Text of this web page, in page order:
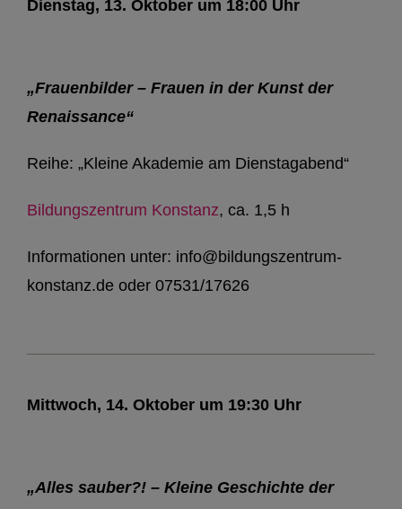
Dienstag, 13. Oktober um 18:00 Uhr
„Frauenbilder – Frauen in der Kunst der
Renaissance“
Reihe: „Kleine Akademie am Dienstagabend“
Bildungszentrum Konstanz, ca. 1,5 h
Informationen unter: info@bildungszentrum-
konstanz.de oder 07531/17626
Mittwoch, 14. Oktober um 19:30 Uhr
„Alles sauber?! – Kleine Geschichte der